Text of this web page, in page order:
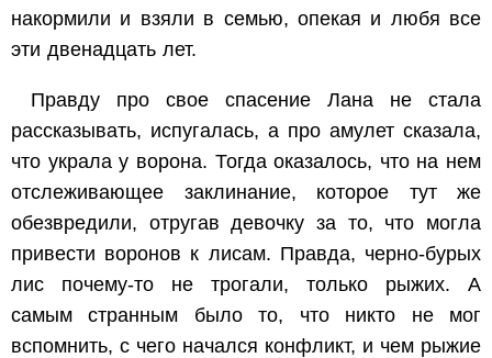
накормили и взяли в семью, опекая и любя все
эти двенадцать лет.
Правду про свое спасение Лана не стала
рассказывать, испугалась, а про амулет сказала,
что украла у ворона. Тогда оказалось, что на нем
отслеживающее заклинание, которое тут же
обезвредили, отругав девочку за то, что могла
привести воронов к лисам. Правда, черно-бурых
лис почему-то не трогали, только рыжих. А
самым странным было то, что никто не мог
вспомнить, с чего начался конфликт, и чем рыжие